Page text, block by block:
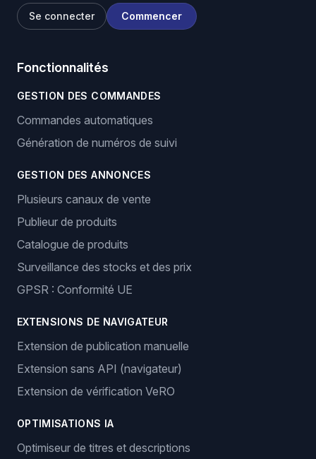
Se connecter Commencer
Fonctionnalités
GESTION DES COMMANDES
Commandes automatiques
Génération de numéros de suivi
GESTION DES ANNONCES
Plusieurs canaux de vente
Publieur de produits
Catalogue de produits
Surveillance des stocks et des prix
GPSR : Conformité UE
EXTENSIONS DE NAVIGATEUR
Extension de publication manuelle
Extension sans API (navigateur)
Extension de vérification VeRO
OPTIMISATIONS IA
Optimiseur de titres et descriptions